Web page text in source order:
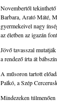
Novembertől
Barbara, Arató Máté,
gyermekeivel nagy
az életben az igazán
Jövő tavasszal
a rendező írta át
A műsoron tartott
Palkó, a Szép
Mindezeken